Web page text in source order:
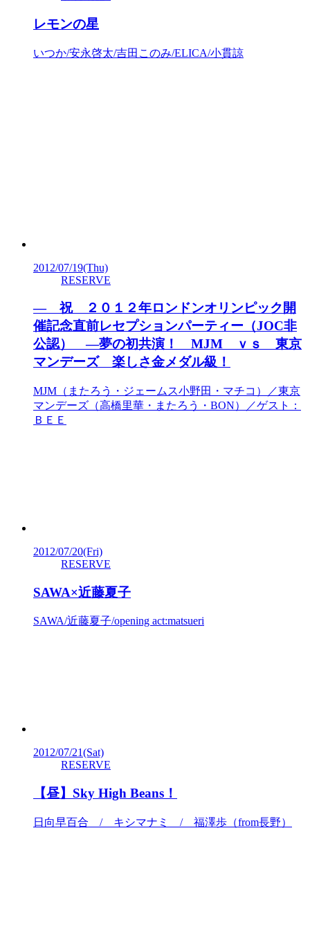
レモンの星
いつか/安永啓太/吉田このみ/ELICA/小貫諒
2012/07/19(Thu)
RESERVE
― 祝 ２０１２年ロンドンオリンピック開
催記念直前レセプションパーティー（JOC非
公認） ―夢の初共演！ MJM ｖｓ 東京
マンデーズ 楽しさ金メダル級！
MJM（またろう・ジェームス小野田・マチコ）／東京
マンデーズ（高橋里華・またろう・BON）／ゲスト：
ＢＥＥ
2012/07/20(Fri)
RESERVE
SAWA×近藤夏子
SAWA/近藤夏子/opening act:matsueri
2012/07/21(Sat)
RESERVE
【昼】Sky High Beans！
日向早百合 / キシマナミ / 福澤歩（from長野）